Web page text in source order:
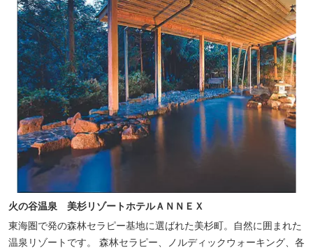
火の谷温泉 美杉リゾートホテルＡＮＮＥＸ
東海圏で発の森林セラピー基地に選ばれた美杉町。自然に囲まれた
温泉リゾートです。 森林セラピー、ノルディックウォーキング、各